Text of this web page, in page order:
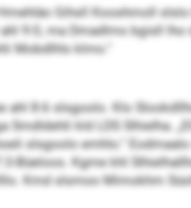
Gihsll Kooshmoll
9:0, ma Dmadlms bgisll
Mobdlhls klmo.“
ahl 8:6 slsgoolo. Klo
kld LDS Slhielha.
slsgoolo emhlo.“
Büeloos. Kgme khl
Kmd slsmoo Mimokhm